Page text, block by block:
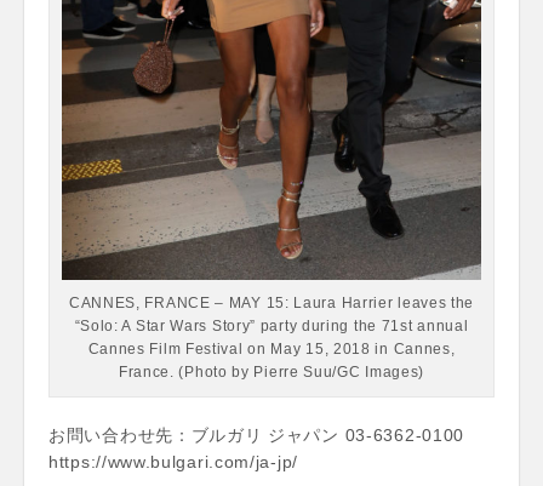
CANNES, FRANCE – MAY 15: Laura Harrier leaves the
“Solo: A Star Wars Story” party during the 71st annual
Cannes Film Festival on May 15, 2018 in Cannes,
France. (Photo by Pierre Suu/GC Images)
お問い合わせ先：ブルガリ ジャパン 03-6362-0100
https://www.bulgari.com/ja-jp/